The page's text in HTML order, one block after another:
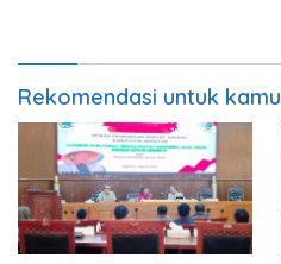
Rekomendasi untuk kamu